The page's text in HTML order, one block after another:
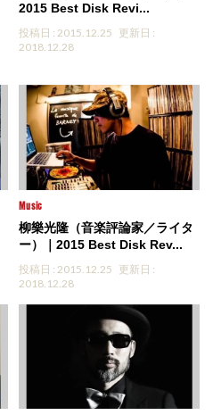
2015 Best Disk Revi...
投稿日 : 2015.12.25 更新日 :
2018.12.28
Music
柳樂光隆（音楽評論家／ライタ
ー）｜2015 Best Disk Rev...
投稿日 : 2015.12.25 更新日 :
2018.12.28